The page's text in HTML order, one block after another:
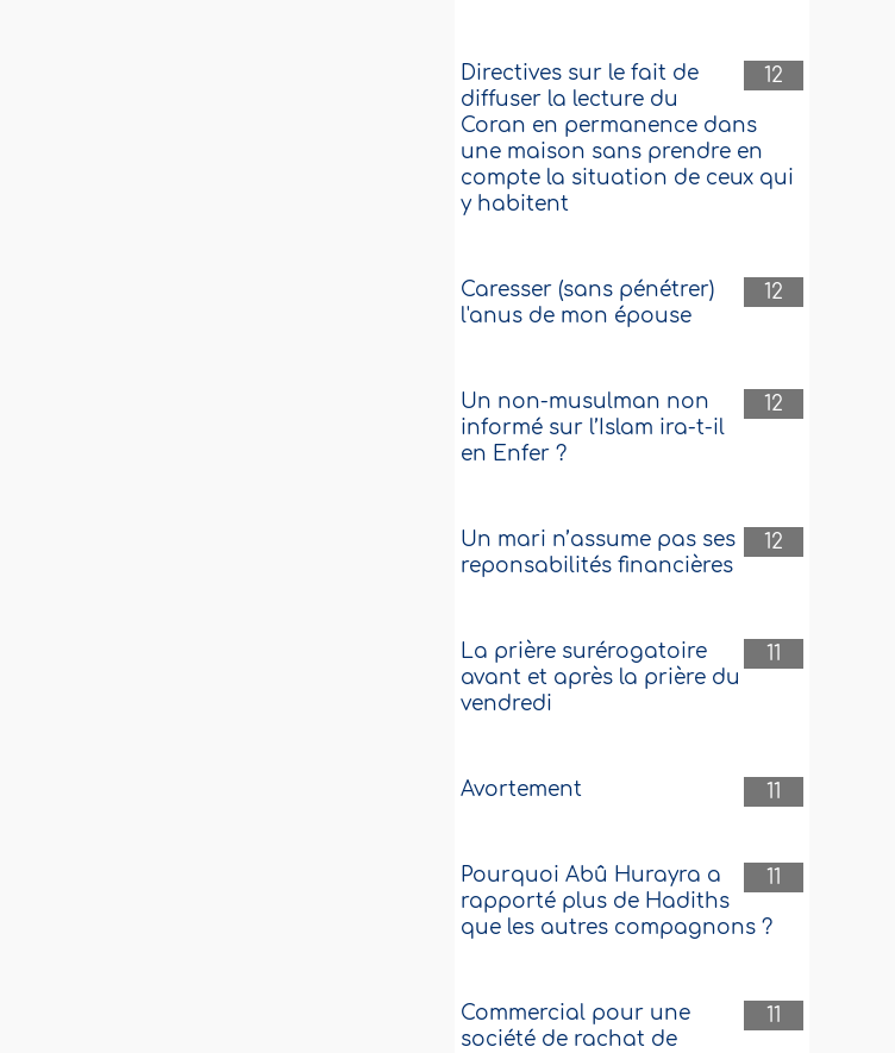
12
Directives sur le fait de
diffuser la lecture du
Coran en permanence dans
une maison sans prendre en
compte la situation de ceux qui
y habitent
12
Caresser (sans pénétrer)
l'anus de mon épouse
12
Un non-musulman non
informé sur l’Islam ira-t-il
en Enfer ?
12
Un mari n’assume pas ses
reponsabilités financières
11
La prière surérogatoire
avant et après la prière du
vendredi
11
Avortement
11
Pourquoi Abû Hurayra a
rapporté plus de Hadiths
que les autres compagnons ?
11
Commercial pour une
société de rachat de